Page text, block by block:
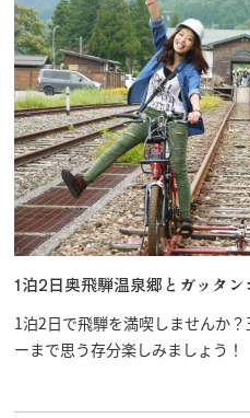
行きたいリスト
1泊2日奥飛騨温泉郷とガッタン
1泊2日で飛騨を満喫しませんか
ーまで思う存分楽しみましょう！